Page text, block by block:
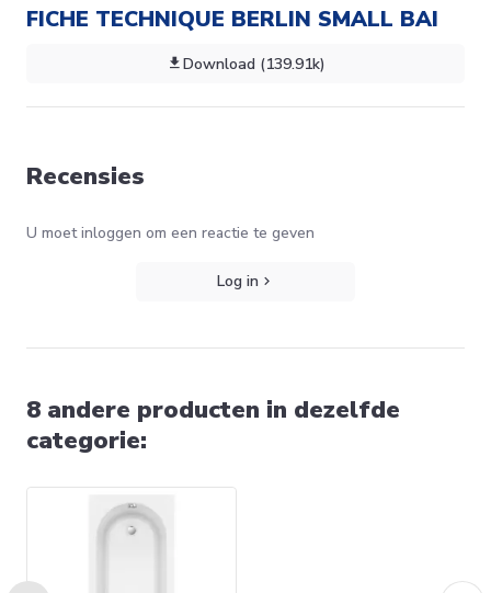
FICHE TECHNIQUE BERLIN SMALL BAI
Download (139.91k)
Recensies
U moet inloggen om een reactie te geven
Log in
8 andere producten in dezelfde
categorie: